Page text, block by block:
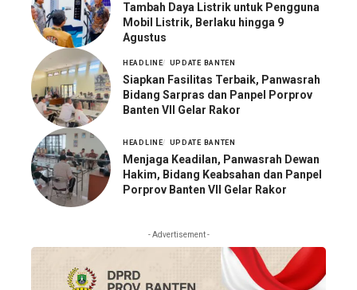
Tambah Daya Listrik untuk Pengguna
Mobil Listrik, Berlaku hingga 9
Agustus
HEADLINE UPDATE BANTEN
Siapkan Fasilitas Terbaik, Panwasrah
Bidang Sarpras dan Panpel Porprov
Banten VII Gelar Rakor
HEADLINE UPDATE BANTEN
Menjaga Keadilan, Panwasrah Dewan
Hakim, Bidang Keabsahan dan Panpel
Porprov Banten VII Gelar Rakor
- Advertisement -